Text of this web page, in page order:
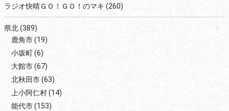
ラジオ快晴ＧＯ！ＧＯ！のマキ (260)
県北(389)
鹿角市(19)
小坂町(6)
大館市(67)
北秋田市(63)
上小阿仁村(14)
能代市(153)